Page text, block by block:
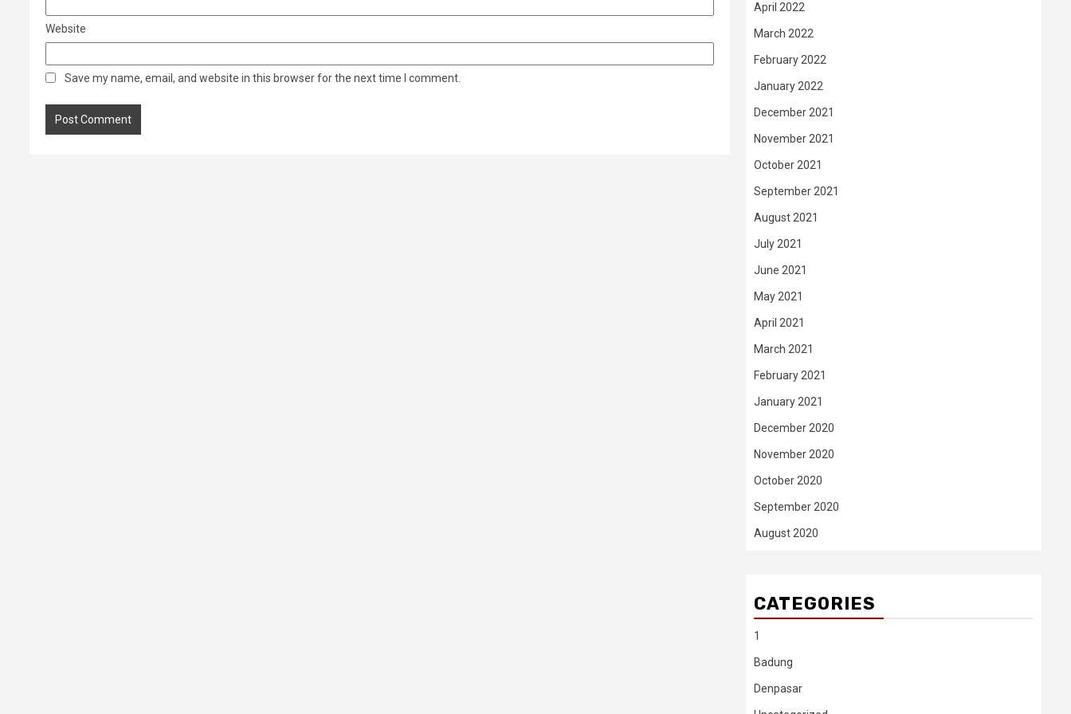
Website
Save my name, email, and website in this browser for the next time I comment.
April 2022
March 2022
February 2022
January 2022
December 2021
November 2021
October 2021
September 2021
August 2021
July 2021
June 2021
May 2021
April 2021
March 2021
February 2021
January 2021
December 2020
November 2020
October 2020
September 2020
August 2020
CATEGORIES
1
Badung
Denpasar